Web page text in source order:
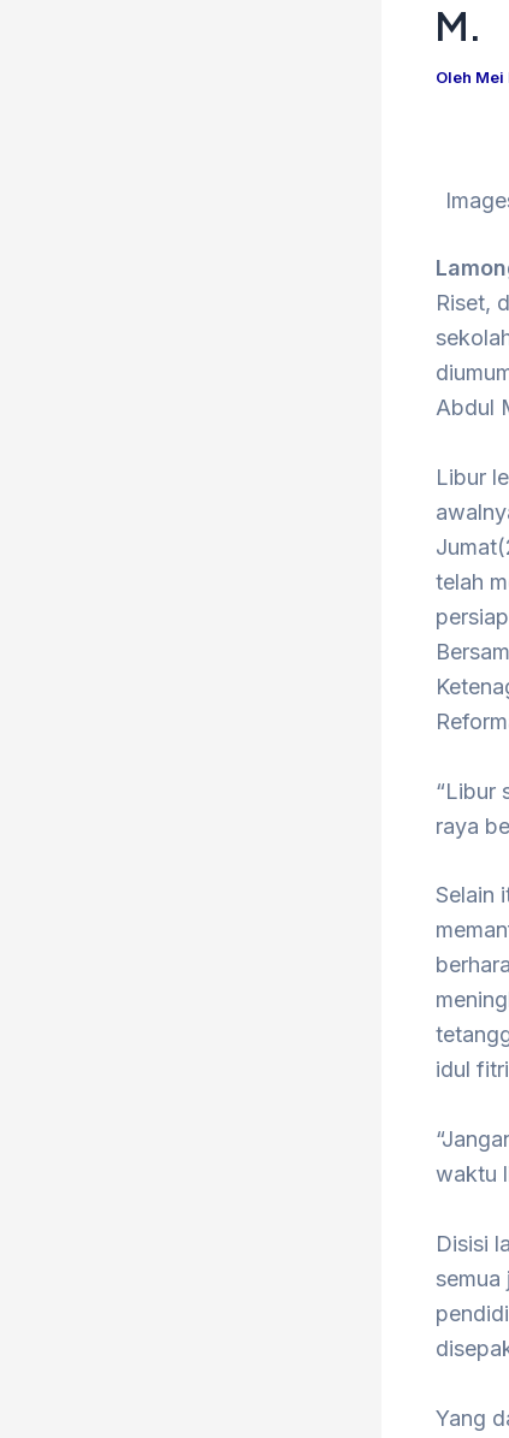
M.
Oleh Mei
Riset,
Abdul
Libur
telah
“Libur
raya
Selain
idul
waktu
Disisi
semua
Yang